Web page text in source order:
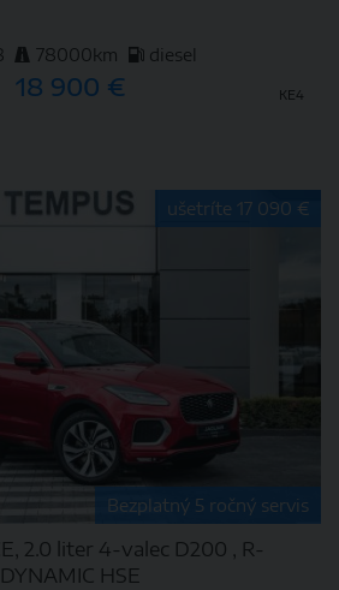
78000km diesel
18 900 € KE4
DETAIL
Bezplatný 5 ročný servis
ušetríte 17 090 €
2.0 liter 4-valec D200 , R-
DYNAMIC HSE